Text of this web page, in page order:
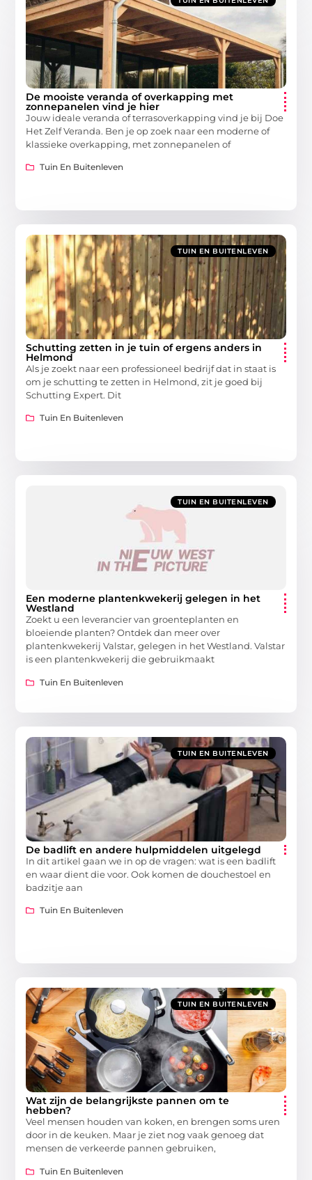
De mooiste veranda of overkapping met
zonnepanelen vind je hier
Jouw ideale veranda of terrasoverkapping vind je bij Doe
Het Zelf Veranda. Ben je op zoek naar een moderne of
klassieke overkapping, met zonnepanelen of
Tuin En Buitenleven
TUIN EN BUITENLEVEN
Schutting zetten in je tuin of ergens anders in
Helmond
Als je zoekt naar een professioneel bedrijf dat in staat is
om je schutting te zetten in Helmond, zit je goed bij
Schutting Expert. Dit
Tuin En Buitenleven
TUIN EN BUITENLEVEN
Een moderne plantenkwekerij gelegen in het
Westland
Zoekt u een leverancier van groenteplanten en
bloeiende planten? Ontdek dan meer over
plantenkwekerij Valstar, gelegen in het Westland. Valstar
is een plantenkwekerij die gebruikmaakt
Tuin En Buitenleven
TUIN EN BUITENLEVEN
De badlift en andere hulpmiddelen uitgelegd
In dit artikel gaan we in op de vragen: wat is een badlift
en waar dient die voor. Ook komen de douchestoel en
badzitje aan
Tuin En Buitenleven
TUIN EN BUITENLEVEN
Wat zijn de belangrijkste pannen om te
hebben?
Veel mensen houden van koken, en brengen soms uren
door in de keuken. Maar je ziet nog vaak genoeg dat
mensen de verkeerde pannen gebruiken,
Tuin En Buitenleven